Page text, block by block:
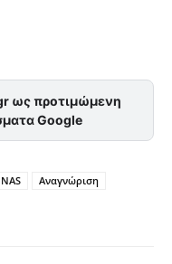
ως προτιμώμενη
Google
NAS
Αναγνώριση